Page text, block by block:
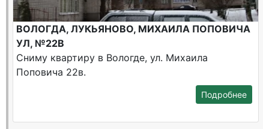
ВОЛОГДА, ЛУКЬЯНОВО, МИХАИЛА ПОПОВИЧА
УЛ, №22В
Сниму квартиру в Вологде, ул. Михаила
Поповича 22в.
Подробнее